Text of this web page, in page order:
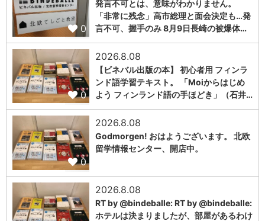
0
発言不可とは、意味がわかりません。
「非常に残念」高市総理と面会決定も…発
言不可、握手のみ 8月9日長崎の被爆体…
0
2026.8.08
【ビネバル出版の本】 初心者用 フィンラ
ンド語学習テキスト。 「Moiからはじめ
よう フィンランド語の手ほどき」（石井…
0
2026.8.08
Godmorgen! おはようございます。 北欧
留学情報センター、開店中。
2026.8.08
RT by @bindeballe: RT by @bindeballe:
ホテルは決まりましたが、部屋があるわけ